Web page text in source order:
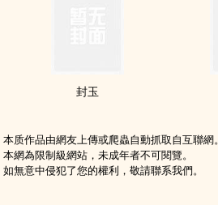
封玉
本质作品由網友上傳或爬蟲自動抓取自互聯網。
本網為限制級網站，未成年者不可閱覽。
如無意中侵犯了您的權利，敬請聯系我們。